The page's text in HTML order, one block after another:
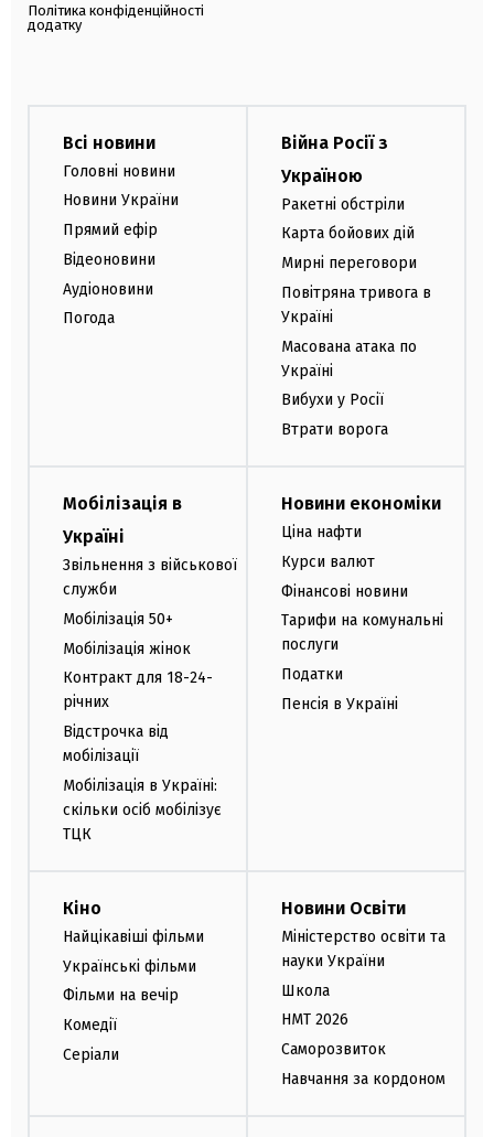
Політика конфіденційності
додатку
Всі новини
Головні новини
Новини України
Прямий ефір
Відеоновини
Аудіоновини
Погода
Війна Росії з
Україною
Ракетні обстріли
Карта бойових дій
Мирні переговори
Повітряна тривога в
Україні
Масована атака по
Україні
Вибухи у Росії
Втрати ворога
Мобілізація в
Україні
Звільнення з військової
служби
Мобілізація 50+
Мобілізація жінок
Контракт для 18-24-
річних
Відстрочка від
мобілізації
Мобілізація в Україні:
скільки осіб мобілізує
ТЦК
Новини економіки
Ціна нафти
Курси валют
Фінансові новини
Тарифи на комунальні
послуги
Податки
Пенсія в Україні
Кіно
Найцікавіші фільми
Українські фільми
Фільми на вечір
Комедії
Серіали
Новини Освіти
Міністерство освіти та
науки України
Школа
НМТ 2026
Саморозвиток
Навчання за кордоном